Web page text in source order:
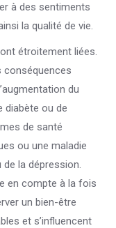
à des sentiments
la qualité de vie.
étroitement liées.
conséquences
du
diabète ou de
de santé
ou une maladie
de la dépression.
en compte à la fois
un bien-être
et s’influencent